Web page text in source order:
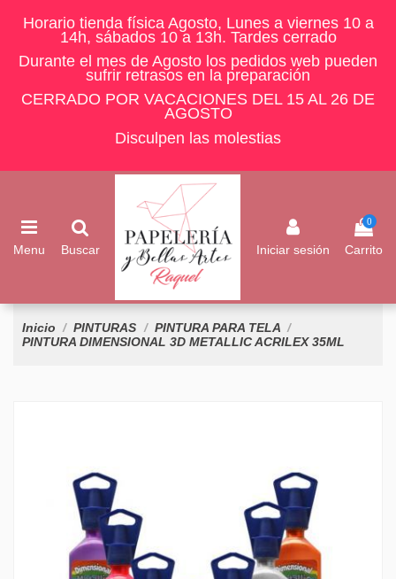
Horario tienda física Agosto, Lunes a viernes 10 a
14h, sábados 10 a 13h. Tardes cerrado
Durante el mes de Agosto los pedidos web pueden
sufrir retrasos en la preparación
CERRADO POR VACACIONES DEL 15 AL 26 DE
AGOSTO
Disculpen las molestias
Menu Buscar Iniciar sesión
0
Carrito
Inicio PINTURAS
PINTURA PARA TELA
PINTURA DIMENSIONAL 3D METALLIC ACRILEX 35ML